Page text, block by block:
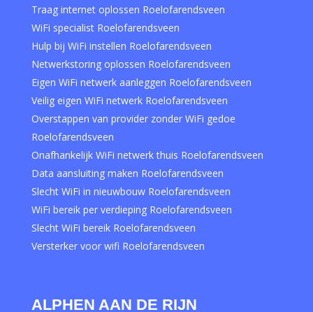
Traag internet oplossen Roelofarendsveen
WiFi specialist Roelofarendsveen
Hulp bij WiFi instellen Roelofarendsveen
Netwerkstoring oplossen Roelofarendsveen
Eigen WiFi netwerk aanleggen Roelofarendsveen
Veilig eigen WiFi netwerk Roelofarendsveen
Overstappen van provider zonder WiFi gedoe
Roelofarendsveen
Onafhankelijk WiFi netwerk thuis Roelofarendsveen
Data aansluiting maken Roelofarendsveen
Slecht WiFi in nieuwbouw Roelofarendsveen
WiFi bereik per verdieping Roelofarendsveen
Slecht WiFi bereik Roelofarendsveen
Versterker voor wifi Roelofarendsveen
ALPHEN AAN DE RIJN